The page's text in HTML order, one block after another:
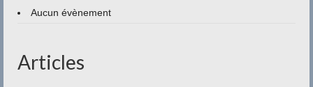
Aucun évènement
Articles